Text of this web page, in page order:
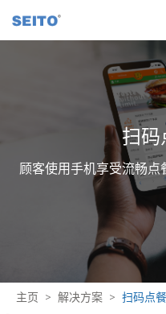
扫码
顾客使用手机享受流畅
主页 解决方案 扫码点